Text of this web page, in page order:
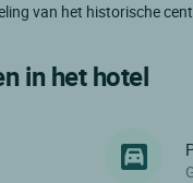
van het historische
in het hotel